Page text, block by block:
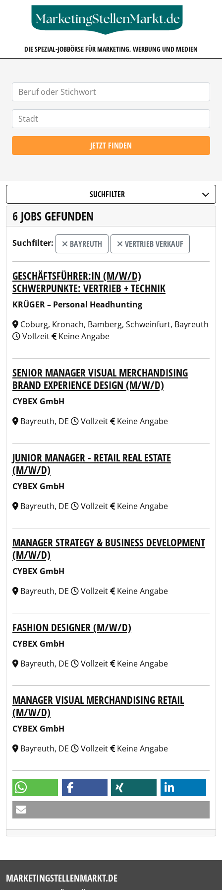
DIE SPEZIAL-JOBBÖRSE FÜR MARKETING, WERBUNG UND MEDIEN
JETZT FINDEN
SUCHFILTER
6 JOBS GEFUNDEN
Suchfilter: BAYREUTH VERTRIEB VERKAUF
GESCHÄFTSFÜHRER:IN (M/W/D)
SCHWERPUNKTE: VERTRIEB + TECHNIK
KRÜGER – Personal Headhunting
Coburg, Kronach, Bamberg, Schweinfurt, Bayreuth
Vollzeit
Keine Angabe
SENIOR MANAGER VISUAL MERCHANDISING
BRAND EXPERIENCE DESIGN (M/W/D)
CYBEX GmbH
Bayreuth, DE
Vollzeit Keine Angabe
JUNIOR MANAGER - RETAIL REAL ESTATE
(M/W/D)
CYBEX GmbH
Bayreuth, DE
Vollzeit Keine Angabe
MANAGER STRATEGY & BUSINESS DEVELOPMENT
(M/W/D)
CYBEX GmbH
Bayreuth, DE
Vollzeit Keine Angabe
FASHION DESIGNER (M/W/D)
CYBEX GmbH
Bayreuth, DE
Vollzeit Keine Angabe
MANAGER VISUAL MERCHANDISING RETAIL
(M/W/D)
CYBEX GmbH
Bayreuth, DE
Vollzeit Keine Angabe
MARKETINGSTELLENMARKT.DE